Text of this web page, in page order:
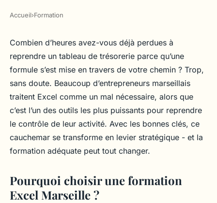
Apprenez Excel efficacement
lors de formations à Marseille
Tobie •03/07/2026 08:45 •10 min de lecture
Accueil›Formation
Combien d’heures avez-vous déjà perdues à
reprendre un tableau de trésorerie parce qu’une
formule s’est mise en travers de votre chemin ? Trop,
sans doute. Beaucoup d’entrepreneurs marseillais
traitent Excel comme un mal nécessaire, alors que
c’est l’un des outils les plus puissants pour reprendre
le contrôle de leur activité. Avec les bonnes clés, ce
cauchemar se transforme en levier stratégique - et la
formation adéquate peut tout changer.
Pourquoi choisir une formation
Excel Marseille ?